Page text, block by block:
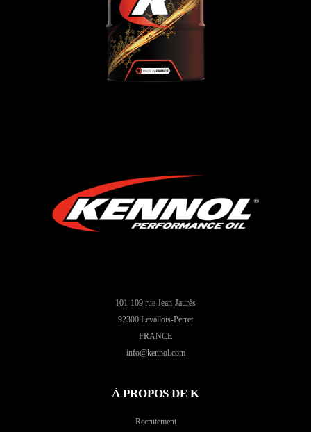
Huiles moteur,POIDS-LOURDS
101-109 rue Jean-Jaurès
92300 Levallois-Perret
FRANCE
info@kennol.com
À PROPOS DE K
Recrutement